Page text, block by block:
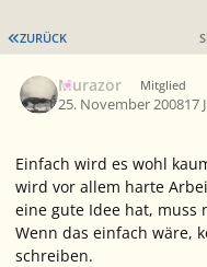
ERSTE SEITE
ZURÜCK
Murazor Mitglied
25. November 200817
Einfach wird es wohl
wird vor allem harte
eine gute Idee hat, muss
Wenn das einfach wäre,
schreiben.